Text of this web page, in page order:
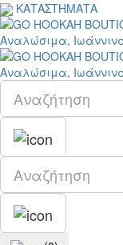
ΚΑΤΑΣΤΗΜΑΤΑ